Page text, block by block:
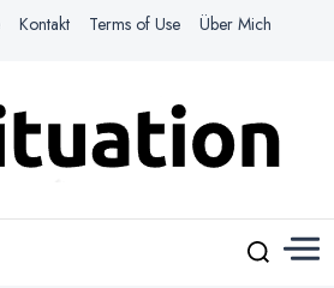
Kontakt Terms of Use Über Mich